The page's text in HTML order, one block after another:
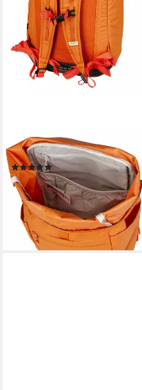
Rucksack High Coast Foldsack
24
(9)
ab 92,36 € UVP 109,95 €
-16%
lieferbar - in 2-3 Werktagen bei dir
+6